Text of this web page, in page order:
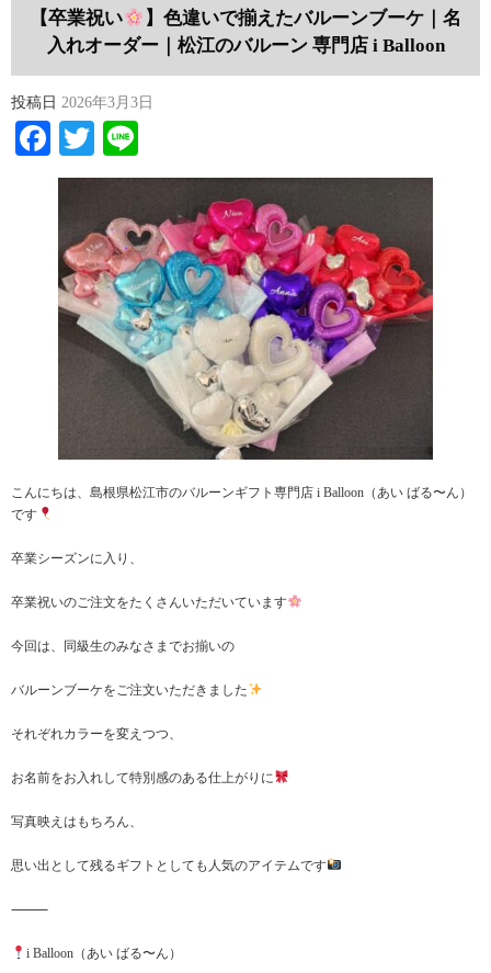
【卒業祝い
】色違いで揃えたバルーンブーケ｜名
入れオーダー｜松江のバルーン 専門店 i Balloon
投稿日 2026年3月3日
Facebook
Twitter
こんにちは、島根県松江市のバルーンギフト専門店 i Balloon（あい ばる〜ん）
です
卒業シーズンに入り、
卒業祝いのご注文をたくさんいただいています
今回は、同級生のみなさまでお揃いの
バルーンブーケをご注文いただきました
それぞれカラーを変えつつ、
お名前をお入れして特別感のある仕上がりに
写真映えはもちろん、
思い出として残るギフトとしても人気のアイテムです
⸻
i Balloon（あい ばる〜ん）